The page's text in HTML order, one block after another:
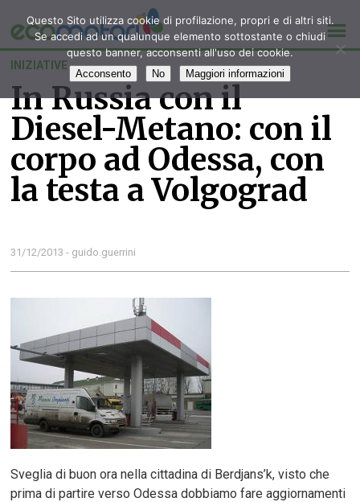
INIZIATIVE
In Russia con il
Diesel-Metano: con il
corpo ad Odessa, con
la testa a Volgograd
31/12/2013 - guido.guerrini
Sveglia di buon ora nella cittadina di Berdjans’k, visto che
prima di partire verso Odessa dobbiamo fare aggiornamenti
Questo Sito utilizza cookie di profilazione, propri e di altri siti.
Se accedi ad un qualunque elemento sottostante o chiudi
questo banner, acconsenti all'uso dei cookie.
Acconsento No Maggiori informazioni